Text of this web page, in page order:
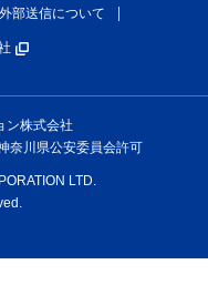
部送信について
ン株式会社
奈川県公安委員会許可
LTD.